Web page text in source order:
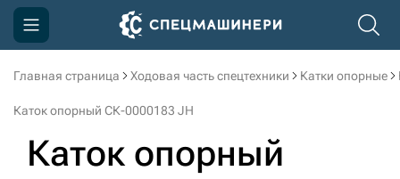
Главная страница Ходовая часть спецтехники Катки опорные
Каток опорный СК-0000183 JH
Каток опорный
Компания
Доставка и оплата